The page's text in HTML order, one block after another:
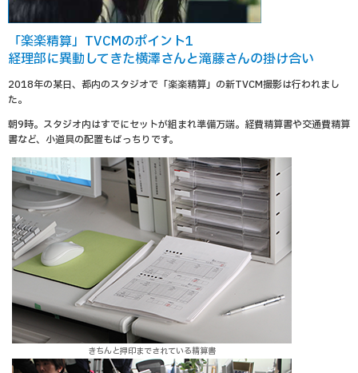
「楽楽精算」TVCMのポイント1
経理部に異動してきた横澤さんと滝藤さんの掛け合い
2018年の某日、都内のスタジオで「楽楽精算」の新TVCM撮影は行われまし
た。
朝9時。スタジオ内はすでにセットが組まれ準備万端。経費精算書や交通費精算
書など、小道具の配置もばっちりです。
きちんと押印までされている精算書